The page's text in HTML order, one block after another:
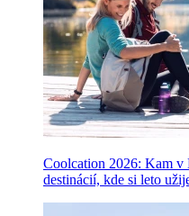
Coolcation 2026: Kam v
destinácií, kde si leto